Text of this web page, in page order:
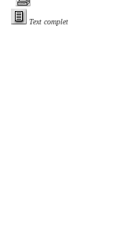
Text complet